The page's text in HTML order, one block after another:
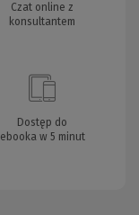
Czat online z
konsultantem
Dostęp do
ebooka w 5 minut